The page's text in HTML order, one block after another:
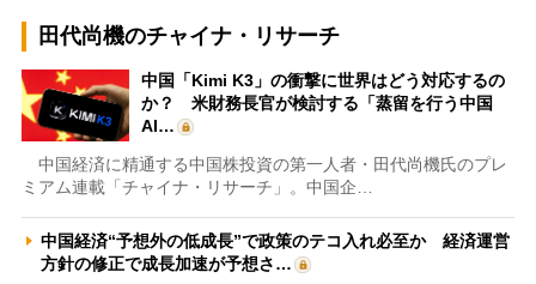
田代尚機のチャイナ・リサーチ
中国「Kimi K3」の衝撃に世界はどう対応するの
か？ 米財務長官が検討する「蒸留を行う中国
AI…
中国経済に精通する中国株投資の第一人者・田代尚機氏のプレ
ミアム連載「チャイナ・リサーチ」。中国企…
中国経済“予想外の低成長”で政策のテコ入れ必至か 経済運営
方針の修正で成長加速が予想さ…